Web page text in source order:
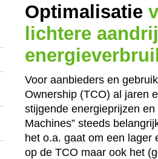
Optimalisatie
lichtere
Voor aanbieders en
Ownership (TCO) al jaren
stijgende energieprijzen
Machines” steeds
het o.a. gaat om een lager
op de TCO maar ook het